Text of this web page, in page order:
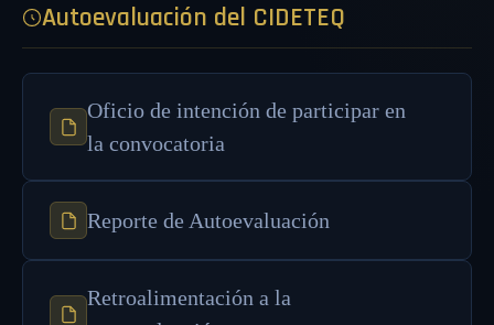
Autoevaluación del CIDETEQ
Oficio de intención de participar en
la convocatoria
Reporte de Autoevaluación
Retroalimentación a la